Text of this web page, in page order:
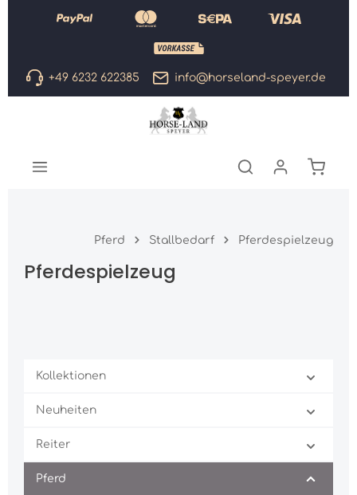
Zum Hauptinhalt springen
+49 6232 622385 info@horseland-speyer.de
Pferd Stallbedarf Pferdespielzeug
Pferdespielzeug
Kollektionen
Neuheiten
Reiter
Pferd